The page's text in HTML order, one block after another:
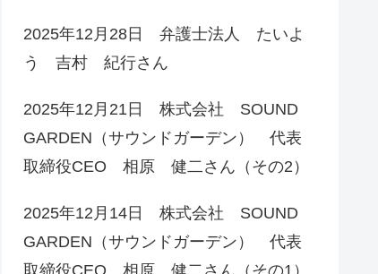
2025年12月28日 弁護士法人 たいよ
う 吉村 紀行さん
2025年12月21日 株式会社 SOUND
GARDEN（サウンドガーデン） 代表
取締役CEO 相原 健二さん（その2）
2025年12月14日 株式会社 SOUND
GARDEN（サウンドガーデン） 代表
取締役CEO 相原 健二さん（その1）